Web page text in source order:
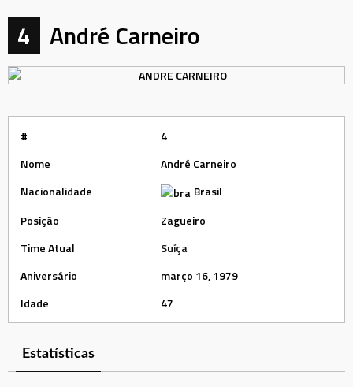
4 André Carneiro
#
4
Nome
André Carneiro
Nacionalidade
Brasil
Posição
Zagueiro
Time Atual
Suíça
Aniversário
março 16, 1979
Idade
47
Estatísticas